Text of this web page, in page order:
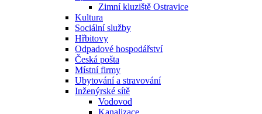
Zimní kluziště Ostravice
Kultura
Sociální služby
Hřbitovy
Odpadové hospodářství
Česká pošta
Místní firmy
Ubytování a stravování
Inženýrské sítě
Vodovod
Kanalizace